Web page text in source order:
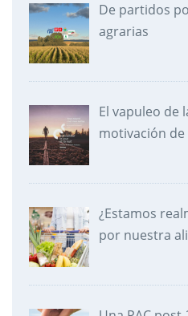
De partidos
agrarias
El vapuleo de
motivación
¿Estamos
por nuestra